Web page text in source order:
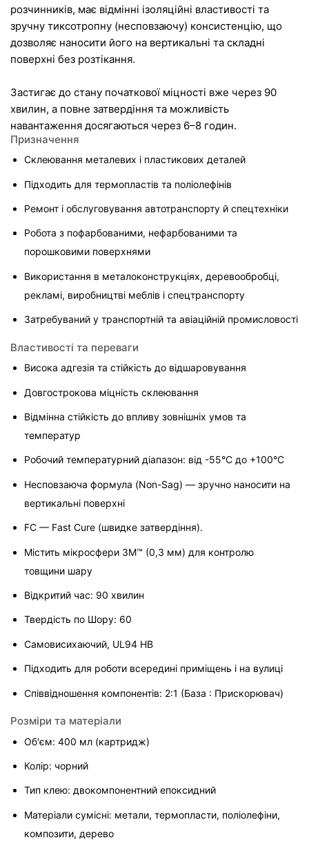
розчинників, має відмінні ізоляційні властивості та
зручну тиксотропну (несповзаючу) консистенцію, що
дозволяє наносити його на вертикальні та складні
поверхні без розтікання.
Застигає до стану початкової міцності вже через 90
хвилин, а повне затвердіння та можливість
навантаження досягаються через 6–8 годин.
Призначення
Склеювання металевих і пластикових деталей
Підходить для термопластів та поліолефінів
Ремонт і обслуговування автотранспорту й спецтехніки
Робота з пофарбованими, нефарбованими та
порошковими поверхнями
Використання в металоконструкціях, деревообробці,
рекламі, виробництві меблів і спецтранспорту
Затребуваний у транспортній та авіаційній промисловості
Властивості та переваги
Висока адгезія та стійкість до відшаровування
Довгострокова міцність склеювання
Відмінна стійкість до впливу зовнішніх умов та
температур
Робочий температурний діапазон: від -55°C до +100°C
Несповзаюча формула (Non-Sag) — зручно наносити на
вертикальні поверхні
FC — Fast Cure (швидке затвердіння).
Містить мікросфери 3М™ (0,3 мм) для контролю
товщини шару
Відкритий час: 90 хвилин
Твердість по Шору: 60
Самовисихаючий, UL94 HB
Підходить для роботи всередині приміщень і на вулиці
Співвідношення компонентів: 2:1 (База : Прискорювач)
Розміри та матеріали
Об'єм: 400 мл (картридж)
Колір: чорний
Тип клею: двокомпонентний епоксидний
Матеріали сумісні: метали, термопласти, поліолефіни,
композити, дерево